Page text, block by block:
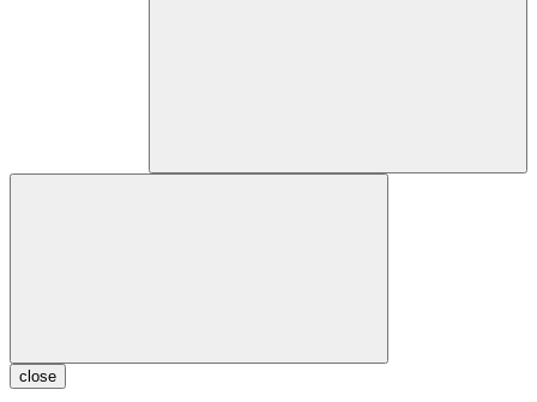
close